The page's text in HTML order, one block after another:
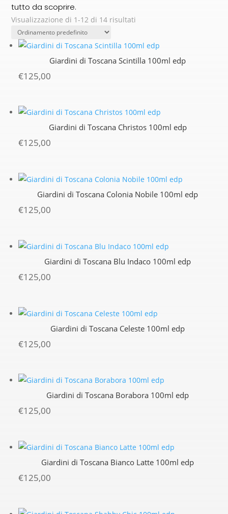
tutto da scoprire.
Visualizzazione di 1-12 di 14 risultati
Giardini di Toscana Scintilla 100ml edp
€125,00
Giardini di Toscana Christos 100ml edp
€125,00
Giardini di Toscana Colonia Nobile 100ml edp
€125,00
Giardini di Toscana Blu Indaco 100ml edp
€125,00
Giardini di Toscana Celeste 100ml edp
€125,00
Giardini di Toscana Borabora 100ml edp
€125,00
Giardini di Toscana Bianco Latte 100ml edp
€125,00